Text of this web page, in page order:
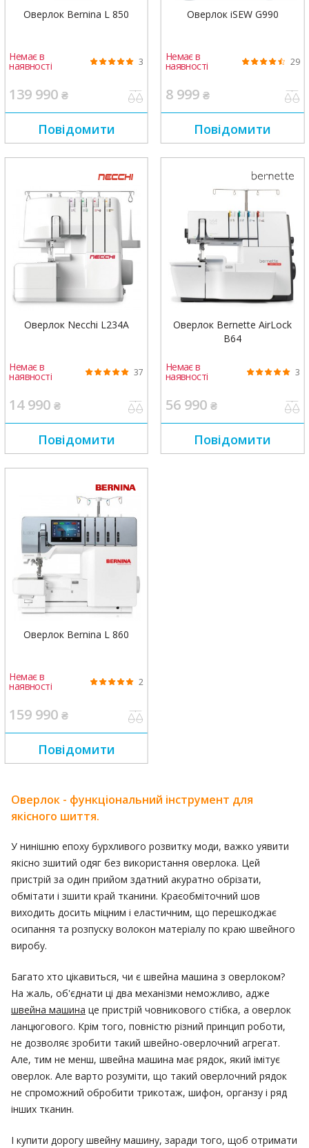
Оверлок - функціональний інструмент для
якісного шиття.
У нинішню епоху бурхливого розвитку моди, важко уявити
якісно зшитий одяг без використання оверлока. Цей
пристрій за один прийом здатний акуратно обрізати,
обмітати і зшити край тканини. Краєобміточний шов
виходить досить міцним і еластичним, що перешкоджає
осипання та розпуску волокон матеріалу по краю швейного
виробу.
Багато хто цікавиться, чи є швейна машина з оверлоком?
На жаль, об'єднати ці два механізми неможливо, адже
швейна машина це пристрій човникового стібка, а оверлок
ланцюгового. Крім того, повністю різний принцип роботи,
не дозволяє зробити такий швейно-оверлочний агрегат.
Але, тим не менш, швейна машина має рядок, який імітує
оверлок. Але варто розуміти, що такий оверлочний рядок
не спроможний обробити трикотаж, шифон, органзу і ряд
інших тканин.
І купити дорогу швейну машину, заради того, щоб отримати
Оверлок Bernina L 850
Немає в
наявності 3
139 990₴
Повідомити
Оверлок iSEW G990
Немає в
наявності 29
8 999 ₴
Повідомити
Оверлок Necchi L234A
Немає в
наявності 37
14 990₴
Повідомити
Оверлок Bernette AirLock
B64
Немає в
наявності 3
56 990 ₴
Повідомити
Оверлок Bernina L 860
Немає в
наявності 2
159 990₴
Повідомити